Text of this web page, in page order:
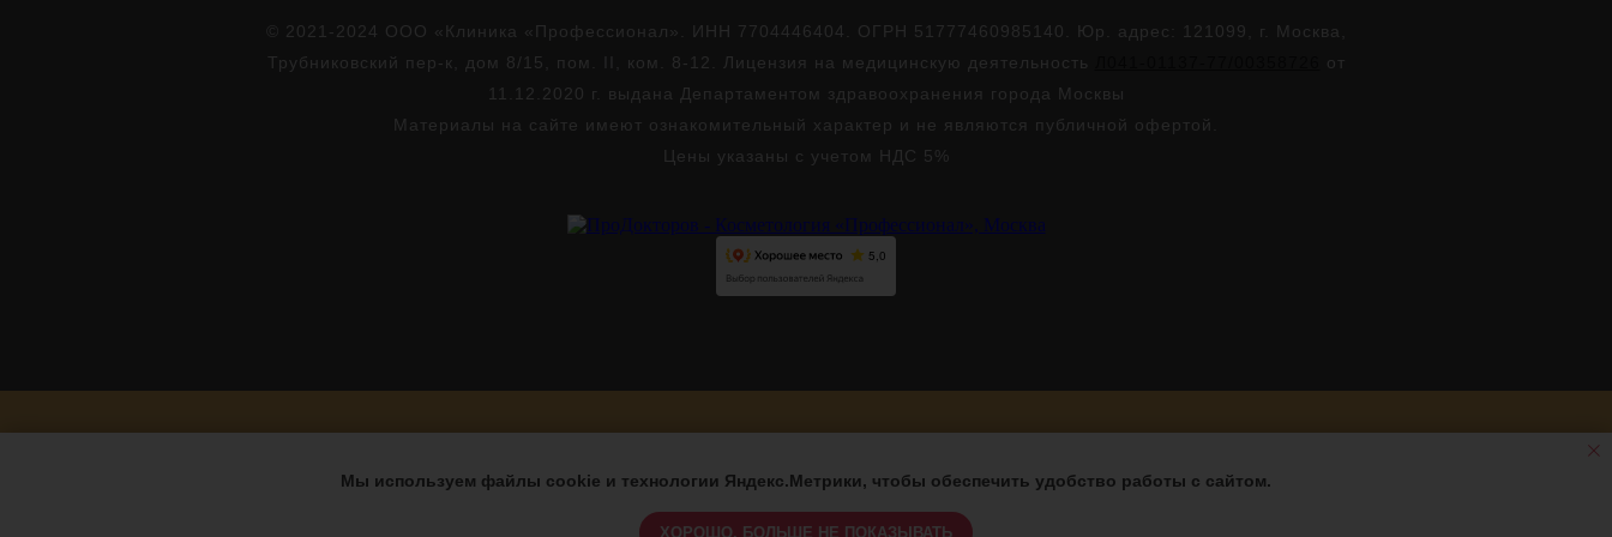
© 2021-2024 ООО «Клиника «Профессионал». ИНН 7704446404. ОГРН 51777460985140. Юр. адрес: 121099, г. Москва,
Трубниковский пер-к, дом 8/15, пом. II, ком. 8-12. Лицензия на медицинскую деятельность
от
11.12.2020 г. выдана Департаментом здравоохранения города Москвы
Материалы на сайте имеют ознакомительный характер и не являются публичной офертой.
Цены указаны с учетом НДС 5%
Мы используем файлы cookie и технологии Яндекс.Метрики, чтобы обеспечить удобство работы с сайтом.
ХОРОШО, БОЛЬШЕ НЕ ПОКАЗЫВАТЬ